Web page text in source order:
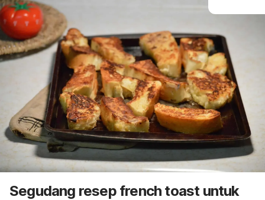
Segudang resep french toast untuk